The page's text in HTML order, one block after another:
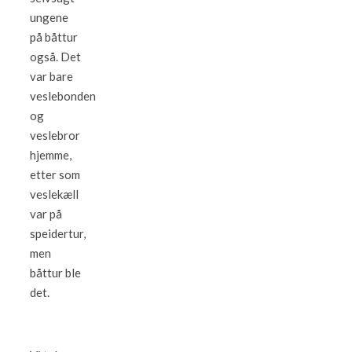
ungene
på båttur
også. Det
var bare
veslebonden
og
veslebror
hjemme,
etter som
veslekæll
var på
speidertur,
men
båttur ble
det.